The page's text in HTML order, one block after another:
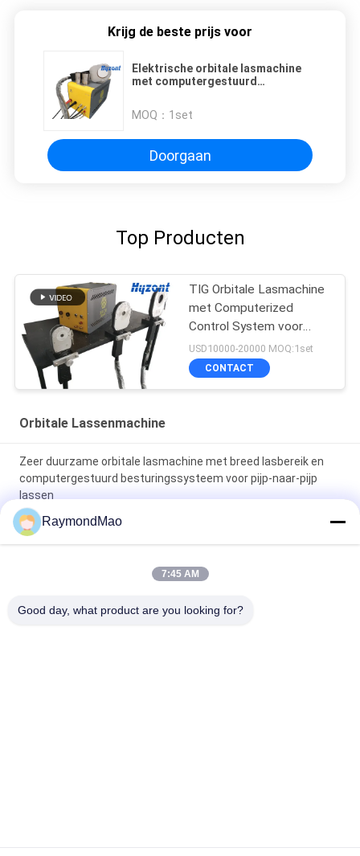
Krijg de beste prijs voor
Elektrische orbitale lasmachine
met computergestuurd
vermogen en snelle lassnelheid
MOQ： 1set
Doorgaan
Top Producten
TIG Orbitale Lasmachine
met Computerized
Control System voor
meerdere talen
USD10000-20000 MOQ:1set
CONTACT
Orbitale Lassenmachine
Zeer duurzame orbitale lasmachine met breed lasbereik en
computergestuurd besturingssysteem voor pijp-naar-pijp
lassen
High Power Rating Orbital Welding Machine met
gecomputereerd besturingssysteem en gesloten ontwerp
System voor High Durability Pipe Las
RaymondMao
7:45 AM
Good day, what product are you looking for?